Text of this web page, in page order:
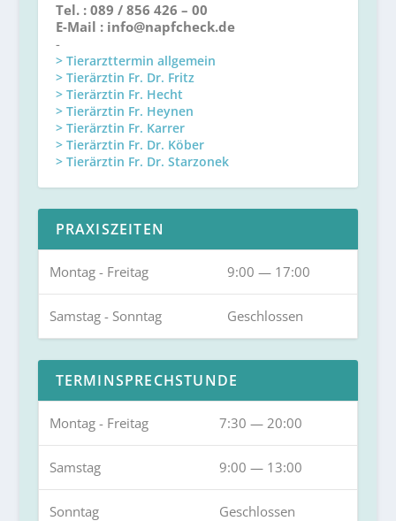
Tel. : 089 / 856 426 – 00
E-Mail : info@napfcheck.de
-
> Tierarzttermin allgemein
> Tierärztin Fr. Dr. Fritz
> Tierärztin Fr. Hecht
> Tierärztin Fr. Heynen
> Tierärztin Fr. Karrer
> Tierärztin Fr. Dr. Köber
> Tierärztin Fr. Dr. Starzonek
PRAXISZEITEN
Montag - Freitag 9:00 — 17:00
Samstag - Sonntag Geschlossen
TERMINSPRECHSTUNDE
Montag - Freitag 7:30 — 20:00
Samstag 9:00 — 13:00
Sonntag Geschlossen